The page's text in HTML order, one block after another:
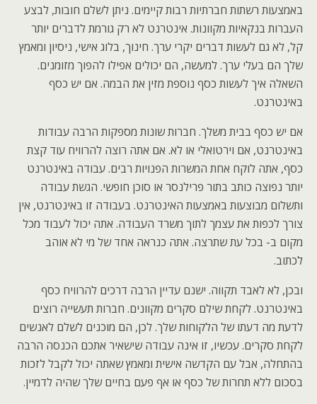
באמצעות רשתות חברתיות רבות קיימים. ניתן לשלם חובות, לבצע
העברות בנקאיות מקוונות. אינטרנט לא רק גורמת לדברים יותר
קל, לא גם לעשות דברים יקרי ערך. חינוך, בלוג אישי, ניסיון ומאמץ
שלך הם בעלי ערך. למעשה, הם יכולים אפילו להפוך מזומנים.
השאלה איך לעשות כסף נוספת מזין את הבמה. אם יש כסף
באינטרנט.
אם יש כסף בבית משלך. חברות שונות מספקות הרבה עבודות
באינטרנט, אם וירטואלי או לא. אם אתה רוצה להרוויח עוד קצת
כסף, אתה לוקח אחת המשרות הפנויות רבים. עבודה באינטרנט
יותר נפוצה כותב בתור פרילנסר או סוכן חופשי. הגשת עבודה
ותשלום מבוצעות באמצעות האינטרנט. בעבודה זו באינטרנט, אין
צורך לכפות את עצמך לתוך משרד העבודה. אתה יכול לעבוד מכל
מקום ב- בכל עת שתרצה. אתה כנראה אחד של מי לא אוהב
לכתוב.
ובכן, לא לאבד תקווה. ישנם עדיין הרבה דרכים להרוויח כסף
באינטרנט. לקחת שילם סקרים מקוונים. חברות תעשייה רוצים
לדעת מה דעתו של הלקוחות שלך. לכן, הם מוכנים לשלם לאנשים
לקחת סקרים. עכשיו, זו אינה עבודה שישאיר אתכם הכנסה הרבה
בהתחלה, אבל עם הקדשה אישית ומאמץ שאתה יכול לקבל לזכות
בסכום ללא תחרות של כסף או אף פעם בחיים שלך שהיה לדמיין.